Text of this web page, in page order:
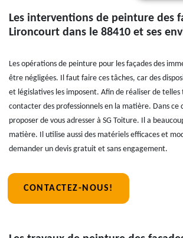
Les interventions de peinture des
Lironcourt dans le 88410 et ses
Les opérations de peinture pour les façades des
être négligées. Il faut faire ces tâches, car des
et législatives les imposent. Afin de réaliser de
contacter des professionnels en la matière. Dans ce
proposer de vous adresser à SG Toiture. Il a
matière. Il utilise aussi des matériels efficaces et
demander un devis gratuit et sans engagement.
CONTACTEZ-NOUS!